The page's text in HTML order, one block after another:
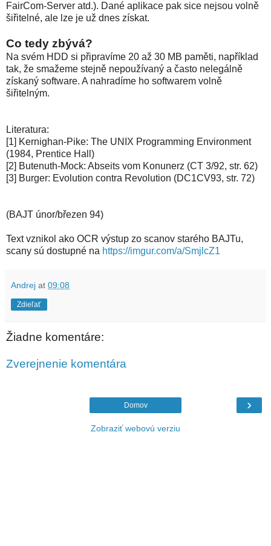
FairCom-Server atd.). Dané aplikace pak sice nejsou volně
šiřitelné, ale lze je už dnes získat.
Co tedy zbývá?
Na svém HDD si připravíme 20 až 30 MB paměti, například
tak, že smažeme stejně nepoužívaný a často nelegálně
získaný software. A nahradíme ho softwarem volně
šiřitelným.
Literatura:
[1] Kernighan-Pike: The UNIX Programming Environment
(1984, Prentice Hall)
[2] Butenuth-Mock: Abseits vom Konunerz (CT 3/92, str. 62)
[3] Burger: Evolution contra Revolution (DC1CV93, str. 72)
(BAJT únor/březen 94)
Text vznikol ako OCR výstup zo scanov starého BAJTu,
scany sú dostupné na https://imgur.com/a/SmjlcZ1
Andrej at 09:08
Zdieľať
Žiadne komentáre:
Zverejnenie komentára
›
Domov
Zobraziť webovú verziu